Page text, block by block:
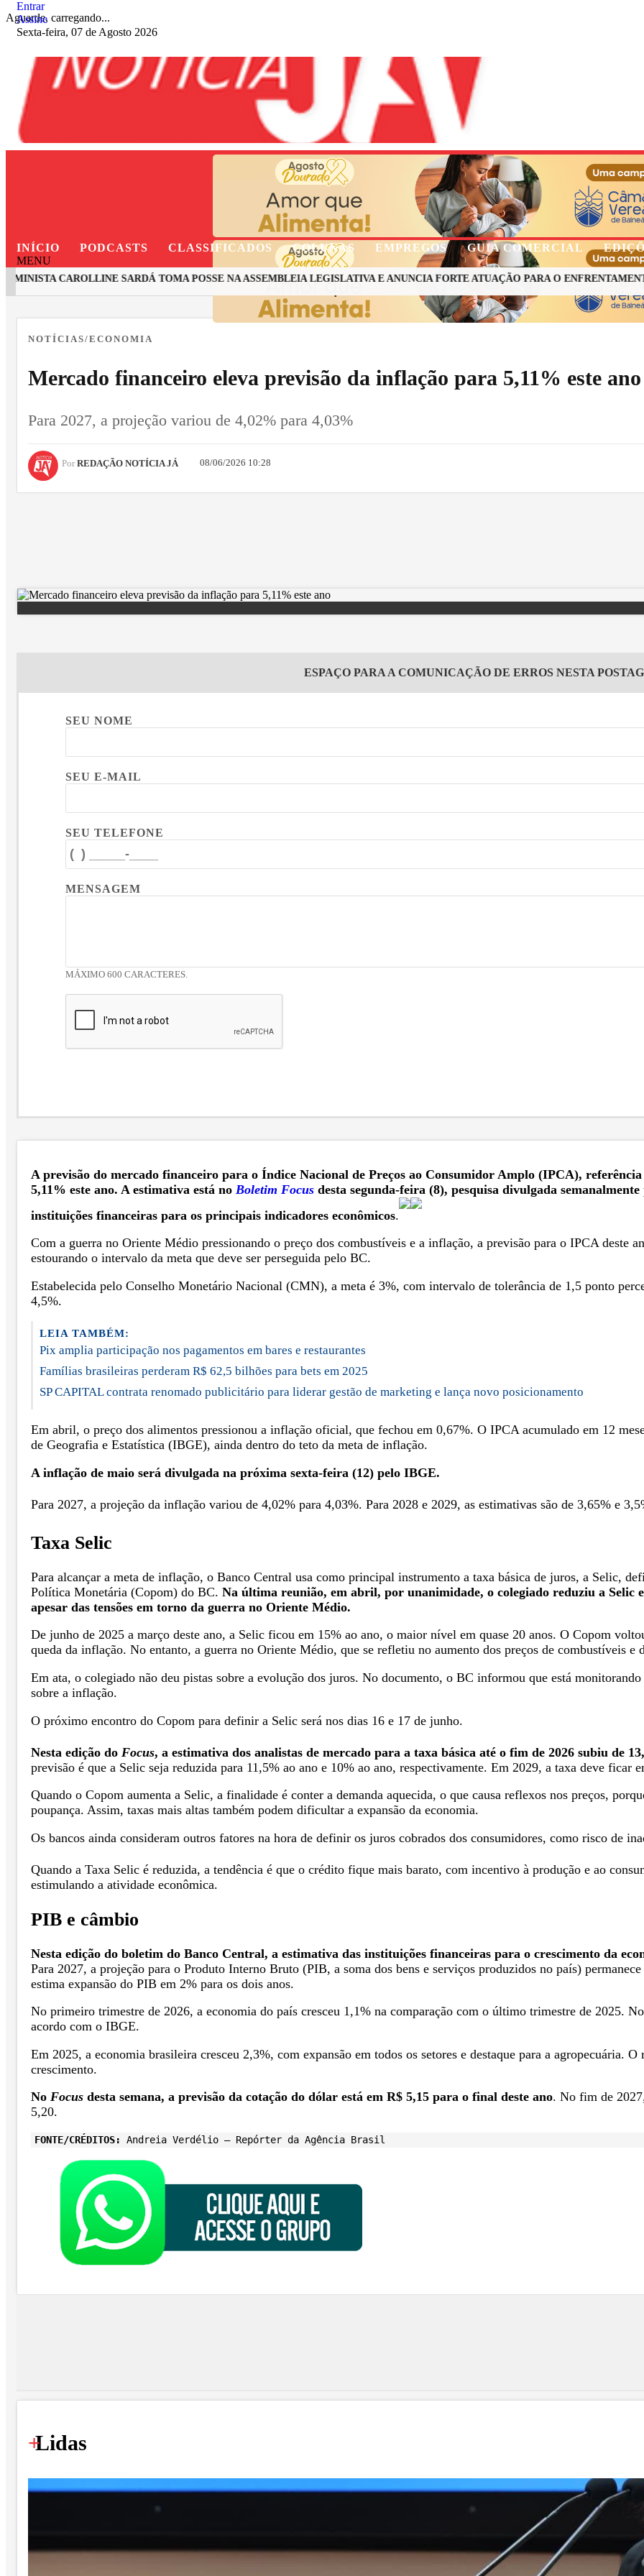
Aguarde, carregando...
Entrar
Assine
Sexta-feira, 07 de Agosto 2026
INÍCIO PODCASTS CLASSIFICADOS COLUNAS EMPREGOS GUIA COMERCIAL
MENU
CAROLLINE SARDÁ TOMA POSSE NA ASSEMBLEIA LEGISLATIVA E ANUNCIA FORTE ATUAÇÃO PARA O ENFRENTAMENTO
NOTÍCIAS/ECONOMIA
Mercado financeiro eleva previsão da inflação para 5,11% este ano
Para 2027, a projeção variou de 4,02% para 4,03%
Por REDAÇÃO NOTÍCIA JÁ 08/06/2026 10:28
ESPAÇO PARA A COMUNICAÇÃO DE ERROS NESTA
SEU NOME
SEU E-MAIL
SEU TELEFONE
MENSAGEM
MÁXIMO 600 CARACTERES.
A previsão do mercado financeiro para o Índice Nacional de Preços ao Consumidor Amplo (IPCA),
5,11% este ano. A estimativa está no Boletim Focus desta segunda-feira (8), pesquisa divulgada
instituições financeiras para os principais indicadores econômicos.
Com a guerra no Oriente Médio pressionando o preço dos combustíveis e a inflação, a previsão para o IPCA deste
estourando o intervalo da meta que deve ser perseguida pelo BC.
Estabelecida pelo Conselho Monetário Nacional (CMN), a meta é 3%, com intervalo de tolerância de 1,5 ponto
4,5%.
LEIA TAMBÉM:
Pix amplia participação nos pagamentos em bares e restaurantes
Famílias brasileiras perderam R$ 62,5 bilhões para bets em 2025
SP CAPITAL contrata renomado publicitário para liderar gestão de marketing e lança novo posicionamento
Em abril, o preço dos alimentos pressionou a inflação oficial, que fechou em 0,67%. O IPCA acumulado em 12
de Geografia e Estatística (IBGE), ainda dentro do teto da meta de inflação.
A inflação de maio será divulgada na próxima sexta-feira (12) pelo IBGE.
Para 2027, a projeção da inflação variou de 4,02% para 4,03%. Para 2028 e 2029, as estimativas são de 3,65% e
Taxa Selic
Para alcançar a meta de inflação, o Banco Central usa como principal instrumento a taxa básica de juros, a Selic,
Política Monetária (Copom) do BC. Na última reunião, em abril, por unanimidade, o colegiado reduziu a Selic
apesar das tensões em torno da guerra no Oriente Médio.
De junho de 2025 a março deste ano, a Selic ficou em 15% ao ano, o maior nível em quase 20 anos. O Copom
queda da inflação. No entanto, a guerra no Oriente Médio, que se refletiu no aumento dos preços de combustíveis
Em ata, o colegiado não deu pistas sobre a evolução dos juros. No documento, o BC informou que está
sobre a inflação.
O próximo encontro do Copom para definir a Selic será nos dias 16 e 17 de junho.
Nesta edição do Focus, a estimativa dos analistas de mercado para a taxa básica até o fim de 2026 subiu de
previsão é que a Selic seja reduzida para 11,5% ao ano e 10% ao ano, respectivamente. Em 2029, a taxa deve ficar
Quando o Copom aumenta a Selic, a finalidade é conter a demanda aquecida, o que causa reflexos nos preços,
poupança. Assim, taxas mais altas também podem dificultar a expansão da economia.
Os bancos ainda consideram outros fatores na hora de definir os juros cobrados dos consumidores, como risco de
Quando a Taxa Selic é reduzida, a tendência é que o crédito fique mais barato, com incentivo à produção e ao
estimulando a atividade econômica.
PIB e câmbio
Nesta edição do boletim do Banco Central, a estimativa das instituições financeiras para o crescimento da
Para 2027, a projeção para o Produto Interno Bruto (PIB, a soma dos bens e serviços produzidos no país)
estima expansão do PIB em 2% para os dois anos.
No primeiro trimestre de 2026, a economia do país cresceu ​1,1% na comparação com o último trimestre de 2025.
acordo com o IBGE.
Em 2025, a economia brasileira cresceu 2,3%, com expansão em todos os setores e destaque para a agropecuária.
crescimento.
No Focus desta semana, a previsão da cotação do dólar está em R$ 5,15 para o final deste ano. No fim de
5,20.
FONTE/CRÉDITOS: Andreia Verdélio – Repórter da Agência Brasil
+
Lidas